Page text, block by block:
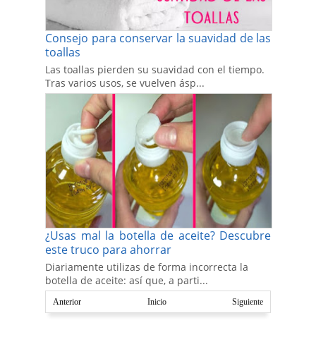
Consejo para conservar la suavidad de las
toallas
Las toallas pierden su suavidad con el tiempo.
Tras varios usos, se vuelven ásp...
¿Usas mal la botella de aceite? Descubre
este truco para ahorrar
Diariamente utilizas de forma incorrecta la
botella de aceite: así que, a parti...
Anterior Siguiente
Inicio